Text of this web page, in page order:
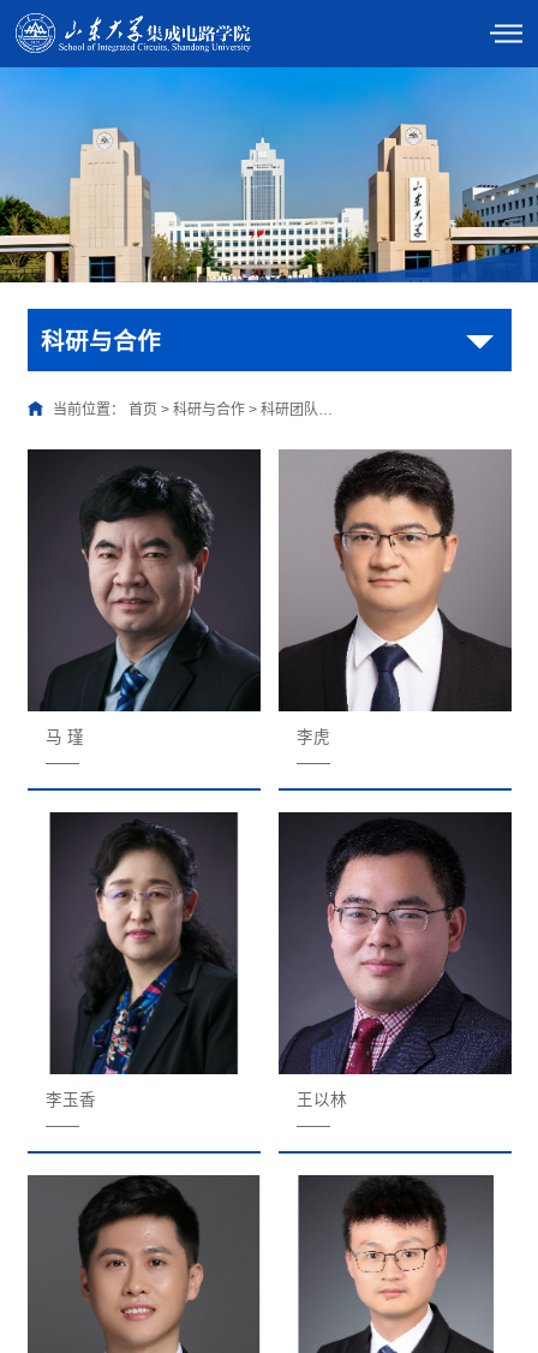
科研与合作
当前位置： 首页 > 科研与合作> 科研团队…
马 瑾
——
李虎
——
李玉香
——
王以林
——